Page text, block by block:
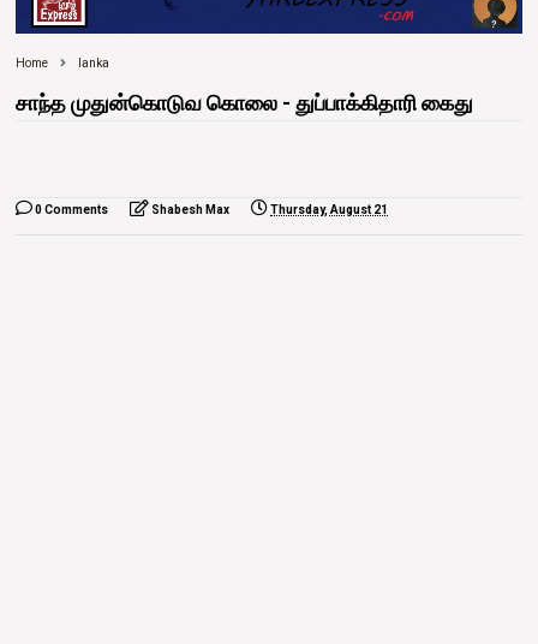
Home lanka
சாந்த முதுன்கொடுவ கொலை - துப்பாக்கிதாரி கைது
0 Comments Shabesh Max Thursday, August 21